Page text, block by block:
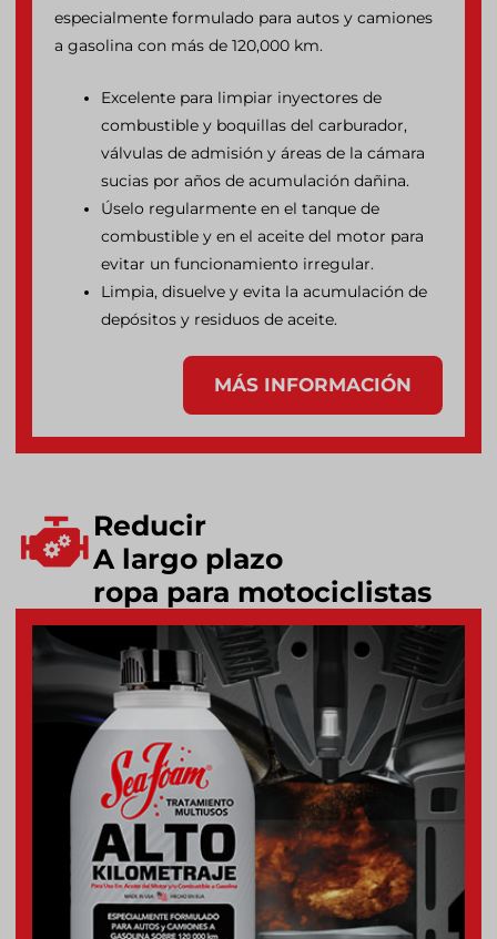
especialmente formulado para autos y camiones
a gasolina con más de 120,000 km.
Excelente para limpiar inyectores de
combustible y boquillas del carburador,
válvulas de admisión y áreas de la cámara
sucias por años de acumulación dañina.
Úselo regularmente en el tanque de
combustible y en el aceite del motor para
evitar un funcionamiento irregular.
Limpia, disuelve y evita la acumulación de
depósitos y residuos de aceite.
MÁS INFORMACIÓN
Reducir
A largo plazo
ropa para motociclistas